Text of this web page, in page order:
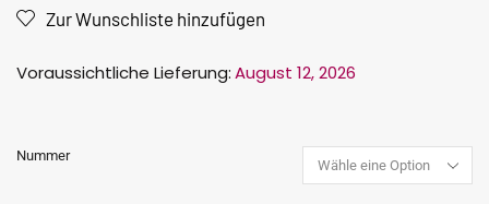
Zur Wunschliste hinzufügen
Voraussichtliche Lieferung:August 12, 2026
Nummer